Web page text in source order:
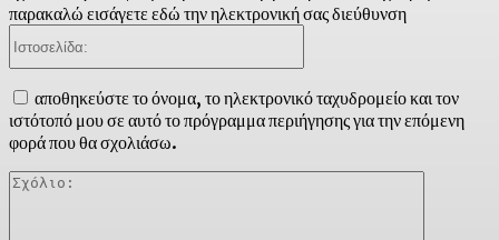
παρακαλώ εισάγετε εδώ την ηλεκτρονική σας διεύθυνση
αποθηκεύστε το όνομα, το ηλεκτρονικό ταχυδρομείο και τον
ιστότοπό μου σε αυτό το πρόγραμμα περιήγησης για την επόμενη
φορά που θα σχολιάσω.